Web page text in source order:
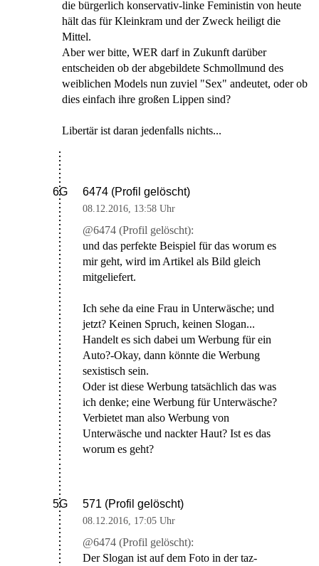
die bürgerlich konservativ-linke Feministin von heute
hält das für Kleinkram und der Zweck heiligt die
Mittel.
Aber wer bitte, WER darf in Zukunft darüber
entscheiden ob der abgebildete Schmollmund des
weiblichen Models nun zuviel "Sex" andeutet, oder ob
dies einfach ihre großen Lippen sind?
Libertär ist daran jedenfalls nichts...
6G 6474 (Profil gelöscht)
08.12.2016 13:58 Uhr
@6474 (Profil gelöscht):
und das perfekte Beispiel für das worum es
mir geht, wird im Artikel als Bild gleich
mitgeliefert.
Ich sehe da eine Frau in Unterwäsche; und
jetzt? Keinen Spruch, keinen Slogan...
Handelt es sich dabei um Werbung für ein
Auto?-Okay, dann könnte die Werbung
sexistisch sein.
Oder ist diese Werbung tatsächlich das was
ich denke; eine Werbung für Unterwäsche?
Verbietet man also Werbung von
Unterwäsche und nackter Haut? Ist es das
worum es geht?
5G 571 (Profil gelöscht)
08.12.2016 17:05 Uhr
@6474 (Profil gelöscht):
Der Slogan ist auf dem Foto in der taz-